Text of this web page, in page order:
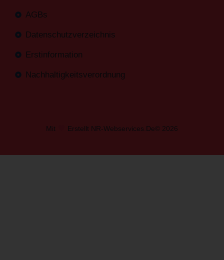
AGBs
Datenschutzverzeichnis
Erstinformation
Nachhaltigkeitsverordnung
Mit Erstellt NR-Webservices.de© 2026